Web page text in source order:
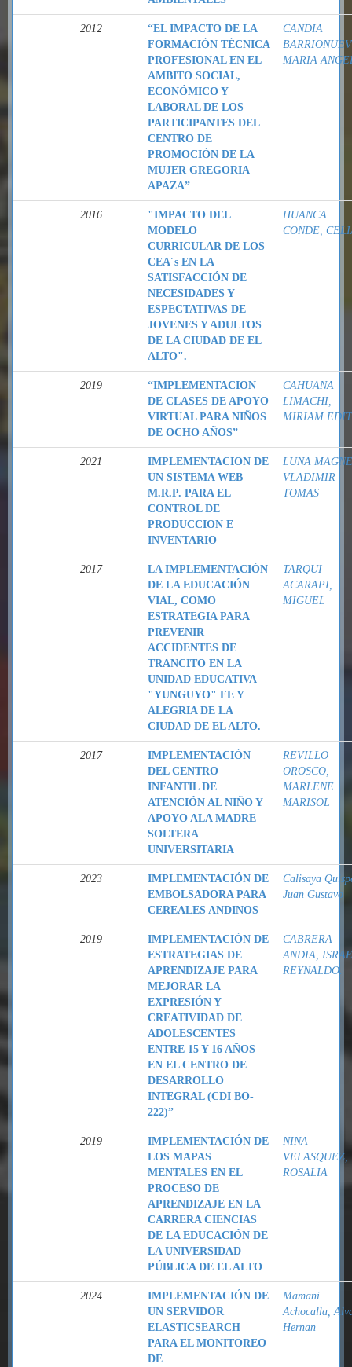
2012
“EL IMPACTO DE LA
FORMACIÓN TÉCNICA
PROFESIONAL EN EL
AMBITO SOCIAL,
ECONÓMICO Y
LABORAL DE LOS
PARTICIPANTES DEL
CENTRO DE
PROMOCIÓN DE LA
MUJER GREGORIA
APAZA”
CANDIA
MARIA
2016
"IMPACTO DEL
MODELO
CURRICULAR DE LOS
CEA´s EN LA
SATISFACCIÓN DE
NECESIDADES Y
ESPECTATIVAS DE
JOVENES Y ADULTOS
DE LA CIUDAD DE EL
ALTO".
HUANCA
CONDE,
2019
“IMPLEMENTACION
DE CLASES DE APOYO
VIRTUAL PARA NIÑOS
DE OCHO AÑOS”
CAHUANA
LIMACHI,
MIRIAM
2021
IMPLEMENTACION DE
UN SISTEMA WEB
M.R.P. PARA EL
CONTROL DE
PRODUCCION E
INVENTARIO
LUNA
VLADIMIR
TOMAS
2017
LA IMPLEMENTACIÓN
DE LA EDUCACIÓN
VIAL, COMO
ESTRATEGIA PARA
PREVENIR
ACCIDENTES DE
TRANCITO EN LA
UNIDAD EDUCATIVA
"YUNGUYO" FE Y
ALEGRIA DE LA
CIUDAD DE EL ALTO.
TARQUI
ACARAPI,
MIGUEL
2017
IMPLEMENTACIÓN
DEL CENTRO
INFANTIL DE
ATENCIÓN AL NIÑO Y
APOYO ALA MADRE
SOLTERA
UNIVERSITARIA
REVILLO
OROSCO,
MARLENE
MARISOL
2023
IMPLEMENTACIÓN DE
EMBOLSADORA PARA
CEREALES ANDINOS
Calisaya
Juan Gustavo
2019
IMPLEMENTACIÓN DE
ESTRATEGIAS DE
APRENDIZAJE PARA
MEJORAR LA
EXPRESIÓN Y
CREATIVIDAD DE
ADOLESCENTES
ENTRE 15 Y 16 AÑOS
EN EL CENTRO DE
DESARROLLO
INTEGRAL (CDI BO-
222)”
CABRERA
ANDIA,
REYNALDO.
2019
IMPLEMENTACIÓN DE
LOS MAPAS
MENTALES EN EL
PROCESO DE
APRENDIZAJE EN LA
CARRERA CIENCIAS
DE LA EDUCACIÓN DE
LA UNIVERSIDAD
PÚBLICA DE EL ALTO
NINA
VELASQUEZ,
ROSALIA
2024
IMPLEMENTACIÓN DE
UN SERVIDOR
ELASTICSEARCH
PARA EL MONITOREO
DE
Mamani
Achocalla,
Hernan